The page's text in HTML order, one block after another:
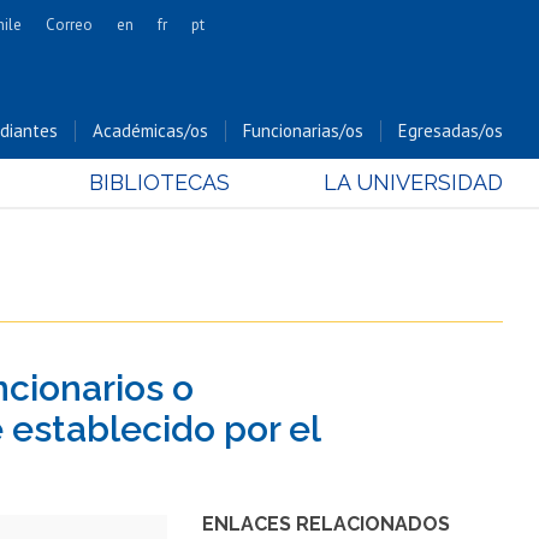
Cs. Forestales y Conservación
Cs. Sociales
Estudios Internacionales
Bachillerato
Correo en fr pt
Académicas/os Funcionarias/os Egresadas/os
BIBLIOTECAS LA UNIVERSIDAD
o
establecido por el
ENLACES RELACIONADOS